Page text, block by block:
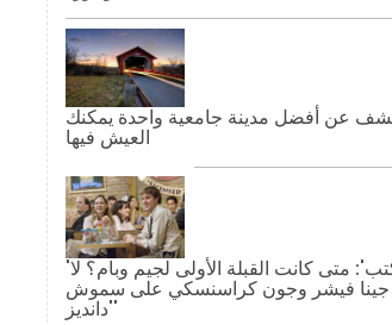
عن أفضل مدينة جامعية واحدة يمكنك
العيش فيها
'المكتب': متى كانت القبلة الأولى لجيم وبام؟ لا
جينا فيشر وجون كراسنسكي على سموش
'دانديز'